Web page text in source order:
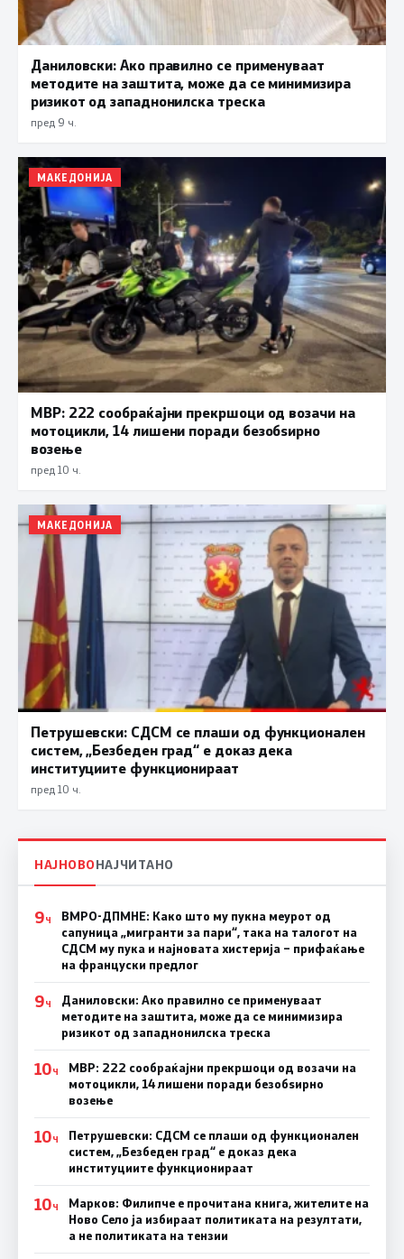
Даниловски: Ако правилно се применуваат
методите на заштита, може да се минимизира
ризикот од западнонилска треска
пред 9 ч.
МАКЕДОНИЈА
МВР: 222 сообраќајни прекршоци од возачи на
мотоцикли, 14 лишени поради безобѕирно
возење
пред 10 ч.
МАКЕДОНИЈА
Петрушевски: СДСМ се плаши од функционален
систем, „Безбеден град“ е доказ дека
институциите функционираат
пред 10 ч.
НАЈНОВОНАЈЧИТАНО
9Ч
ВМРО-ДПМНЕ: Како што му пукна меурот од
сапуница „мигранти за пари“, така на талогот на
СДСМ му пука и најновата хистерија – прифаќање
на француски предлог
9Ч
Даниловски: Ако правилно се применуваат
методите на заштита, може да се минимизира
ризикот од западнонилска треска
10Ч
МВР: 222 сообраќајни прекршоци од возачи на
мотоцикли, 14 лишени поради безобѕирно
возење
10Ч
Петрушевски: СДСМ се плаши од функционален
систем, „Безбеден град“ е доказ дека
институциите функционираат
10Ч
Марков: Филипче е прочитана книга, жителите на
Ново Село ја избираат политиката на резултати,
а не политиката на тензии